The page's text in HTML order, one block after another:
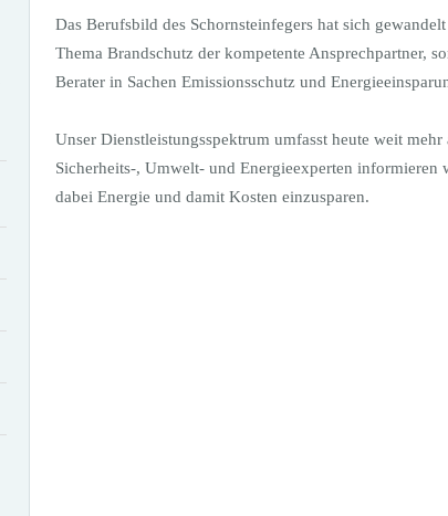
Das Berufsbild des Schornsteinfegers hat sich
Thema Brandschutz der kompetente Ansprechpartner,
Berater in Sachen Emissionsschutz und
Unser Dienstleistungsspektrum umfasst heute weit
Sicherheits-, Umwelt- und Energieexperten informieren
dabei Energie und damit Kosten einzusparen.